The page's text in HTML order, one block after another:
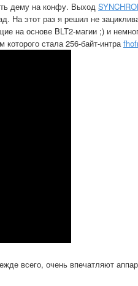
дему на конфу. Выход
На этот раз я решил не
на основе BLT2-магии ;) и
стала 256-байт-интра
всего, очень впечатляют